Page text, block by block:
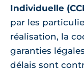
Individuelle
par les
réalisation, la
garanties
délais sont